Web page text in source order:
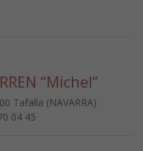
“Michel”
Tafalla (NAVARRA)
04 45